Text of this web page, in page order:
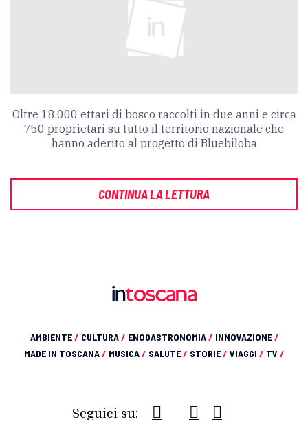
Oltre 18.000 ettari di bosco raccolti in due anni e circa
750 proprietari su tutto il territorio nazionale che
hanno aderito al progetto di Bluebiloba
CONTINUA LA LETTURA
AMBIENTE/ CULTURA/ ENOGASTRONOMIA/ INNOVAZIONE/
MADE IN TOSCANA/ MUSICA/ SALUTE/ STORIE/ VIAGGI / TV /
Seguici su: